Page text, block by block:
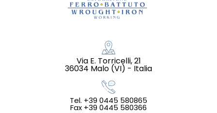
Via E. Torricelli, 21
36034 Malo (VI) - Italia
Tel. +39 0445 580865
Fax +39 0445 580366